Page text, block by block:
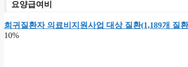
요양급여비
희귀질환자 의료비지원사업 대상 질환(1,189개 질
10%